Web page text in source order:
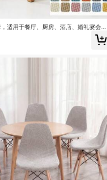
适用于餐厅、厨房、酒店、婚礼宴会等